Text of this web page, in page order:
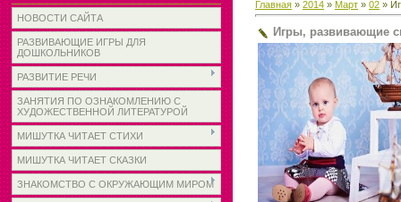
НОВОСТИ САЙТА
РАЗВИВАЮЩИЕ ИГРЫ ДЛЯ
ДОШКОЛЬНИКОВ
РАЗВИТИЕ РЕЧИ
ЗАНЯТИЯ ПО ОЗНАКОМЛЕНИЮ С
ХУДОЖЕСТВЕННОЙ ЛИТЕРАТУРОЙ
МИШУТКА ЧИТАЕТ СТИХИ
МИШУТКА ЧИТАЕТ СКАЗКИ
ЗНАКОМСТВО С ОКРУЖАЮЩИМ МИРОМ
Главная » 2014 » Март » 02 »
Игры, развивающие